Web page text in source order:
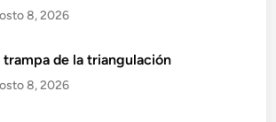
8, 2026
trampa de la triangulación
8, 2026